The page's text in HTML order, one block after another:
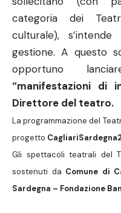
categoria dei
culturale),
gestione. A questo
opportuno
“manifestazioni
Direttore del teatro.
La programmazione del
progetto
Gli spettacoli teatrali del
sostenuti da Comune di
Sardegna – Fondazione